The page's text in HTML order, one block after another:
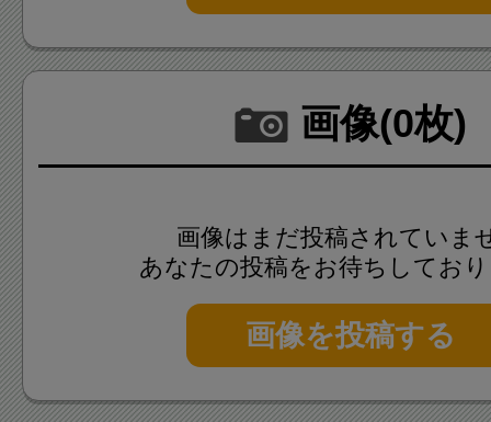
画像(0枚)
画像はまだ投稿されていま
あなたの投稿をお待ちしてお
画像を投稿する